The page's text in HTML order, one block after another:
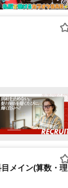
メイン(算数・理